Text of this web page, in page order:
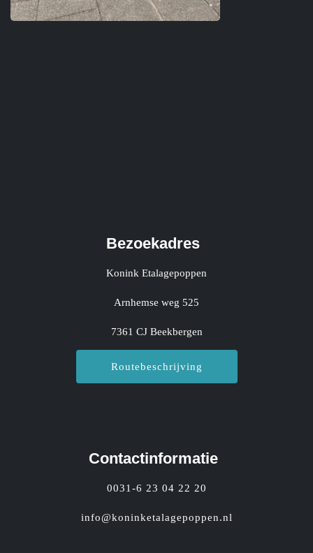
Bezoekadres
Konink Etalagepoppen
Arnhemse weg 525
7361 CJ Beekbergen
Routebeschrijving
Contactinformatie
0031-6 23 04 22 20
info@koninketalagepoppen.nl